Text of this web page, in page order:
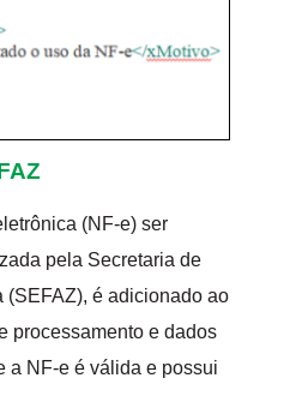
(NF-e) ser
pela Secretaria de
(SEFAZ), é adicionado ao
processamento e dados
a NF-e é válida e possui